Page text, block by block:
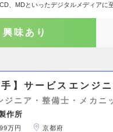
、MDといったデジタルメディアに
興味あり
手】サービスエンジ
ジニア・整備士・メカニ
作所
万円 京都府